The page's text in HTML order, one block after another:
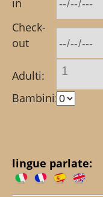
in
Check-
out
Adulti: 1
Bambini:
lingue parlate: